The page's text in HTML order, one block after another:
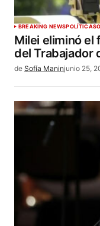
BREAKING NEWSPOLÍTICA
Milei eliminó el
del Trabajador
de Sofía Maninjunio 25,